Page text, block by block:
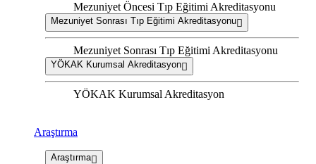
Mezuniyet Öncesi Tıp Eğitimi Akreditasyonu
Mezuniyet Sonrası Tıp Eğitimi Akreditasyonu
Mezuniyet Sonrası Tıp Eğitimi Akreditasyonu
YÖKAK Kurumsal Akreditasyon
YÖKAK Kurumsal Akreditasyon
Araştırma
Araştırma